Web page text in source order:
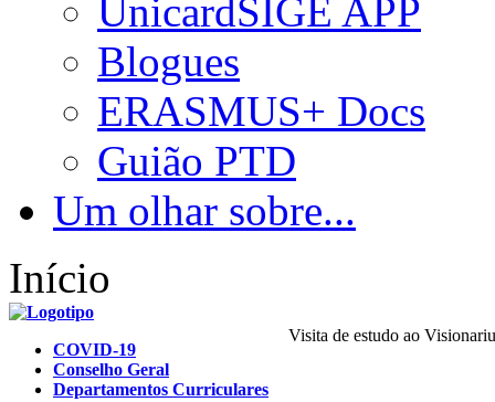
UnicardSIGE APP
Blogues
ERASMUS+ Docs
Guião PTD
Um olhar sobre...
Início
Visita de estudo ao
COVID-19
Conselho Geral
Departamentos Curriculares